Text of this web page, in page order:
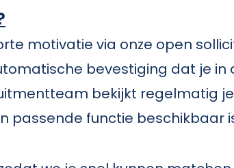
motivatie via onze open
bevestiging dat je
bekijkt regelmatig
passende functie beschikbaar